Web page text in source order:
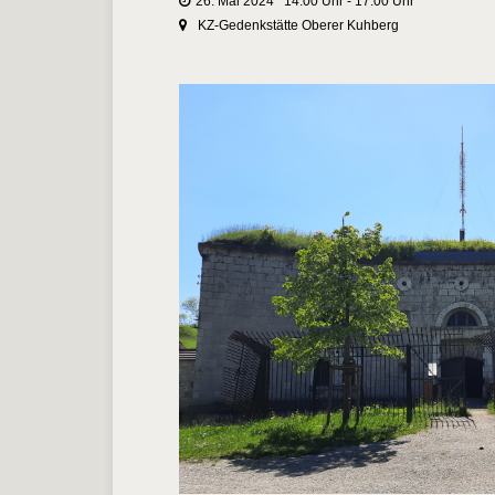
KZ-Gedenkstätte Oberer Kuhberg